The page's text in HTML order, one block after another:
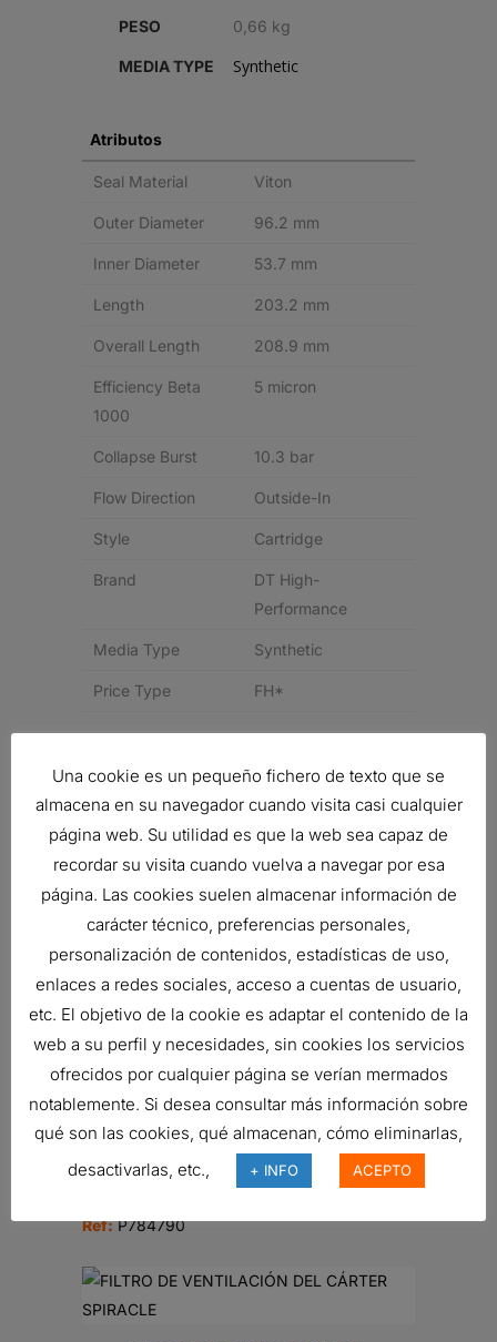
PESO 0,66 kg
MEDIA TYPE Synthetic
Atributos
Seal Material Viton
Outer Diameter 96.2 mm
Inner Diameter 53.7 mm
Length 203.2 mm
Overall Length 208.9 mm
Efficiency Beta
1000
5 micron
Collapse Burst 10.3 bar
Flow Direction Outside-In
Style Cartridge
Brand
DT High-
Performance
Media Type Synthetic
Price Type FH*
MANÓMETRO
19,75€
Ref:X770225
RESPIRADERO, CILÍNDRICO AIRE
10,13€
Ref:P526413
VÁLVULA DE RETENCIÓN
Ref:P784790
Una cookie es un pequeño fichero de texto que se
almacena en su navegador cuando visita casi cualquier
página web. Su utilidad es que la web sea capaz de
recordar su visita cuando vuelva a navegar por esa
página. Las cookies suelen almacenar información de
carácter técnico, preferencias personales,
personalización de contenidos, estadísticas de uso,
enlaces a redes sociales, acceso a cuentas de usuario,
etc. El objetivo de la cookie es adaptar el contenido de la
web a su perfil y necesidades, sin cookies los servicios
ofrecidos por cualquier página se verían mermados
notablemente. Si desea consultar más información sobre
qué son las cookies, qué almacenan, cómo eliminarlas,
desactivarlas, etc.,
+ INFO ACEPTO